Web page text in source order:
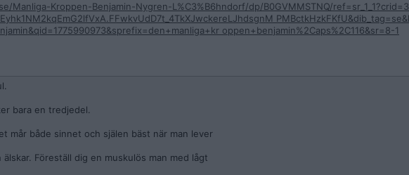
Manliga-Kroppen-Benjamin-Nygren-L%C3%B6hndorf/dp/B0GVMMSTNQ/
oppen+benjamin%2Caps%2C116&sr=8-1
bara en tredjedel.
mår både sinnet och själen bäst när man lever
Föreställ dig en muskulös man med lågt